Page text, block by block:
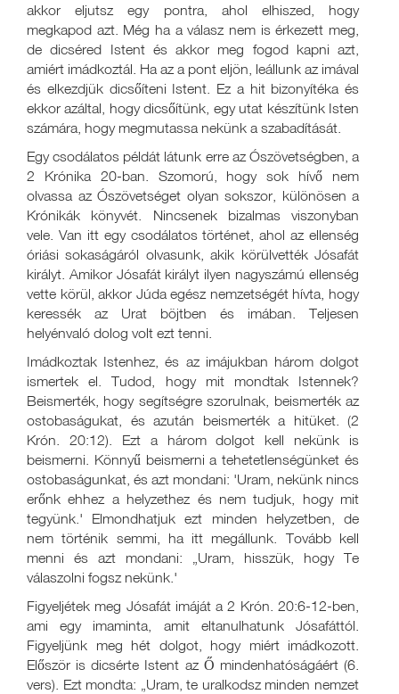
akkor eljutsz egy pontra, ahol elhiszed, hogy
megkapod azt. Még ha a válasz nem is érkezett meg,
de dicséred Istent és akkor meg fogod kapni azt,
amiért imádkoztál. Ha az a pont eljön, leállunk az imával
és elkezdjük dicsőíteni Istent. Ez a hit bizonyítéka és
ekkor azáltal, hogy dicsőítünk, egy utat készítünk Isten
számára, hogy megmutassa nekünk a szabadítását.
Egy csodálatos példát látunk erre az Ószövetségben, a
2 Krónika 20-ban. Szomorú, hogy sok hívő nem
olvassa az Ószövetséget olyan sokszor, különösen a
Krónikák könyvét. Nincsenek bizalmas viszonyban
vele. Van itt egy csodálatos történet, ahol az ellenség
óriási sokaságáról olvasunk, akik körülvették Jósafát
királyt. Amikor Jósafát királyt ilyen nagyszámú ellenség
vette körül, akkor Júda egész nemzetségét hívta, hogy
keressék az Urat böjtben és imában. Teljesen
helyénvaló dolog volt ezt tenni.
Imádkoztak Istenhez, és az imájukban három dolgot
ismertek el. Tudod, hogy mit mondtak Istennek?
Beismerték, hogy segítségre szorulnak, beismerték az
ostobaságukat, és azután beismerték a hitüket. (2
Krón. 20:12). Ezt a három dolgot kell nekünk is
beismerni. Könnyű beismerni a tehetetlenségünket és
ostobaságunkat, és azt mondani: 'Uram, nekünk nincs
erőnk ehhez a helyzethez és nem tudjuk, hogy mit
tegyünk.' Elmondhatjuk ezt minden helyzetben, de
nem történik semmi, ha itt megállunk. Tovább kell
menni és azt mondani: „Uram, hisszük, hogy Te
válaszolni fogsz nekünk.'
Figyeljétek meg Jósafát imáját a 2 Krón. 20:6-12-ben,
ami egy imaminta, amit eltanulhatunk Jósafáttól.
Figyeljünk meg hét dolgot, hogy miért imádkozott.
Először is dicsérte Istent az Ő mindenhatóságáért (6.
vers). Ezt mondta: „Uram, te uralkodsz minden nemzet